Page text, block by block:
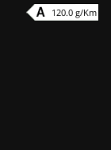
120.0 g/Km